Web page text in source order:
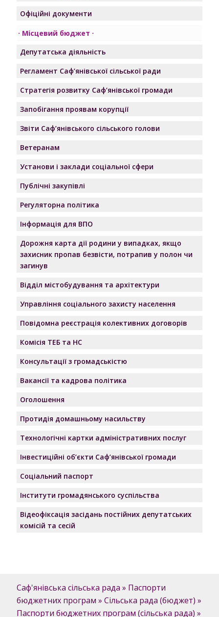
Офіційні документи
Місцевий бюджет
Депутатська діяльність
Регламент Саф’янівської сільської ради
Стратегія розвитку Саф’янівської громади
Запобігання проявам корупції
Звіти Саф’янівського сільського голови
Ветеранам
Установи і заклади соціальної сфери
Публічні закупівлі
Регуляторна політика
Інформація для ВПО
Дорожня карта дії родини у випадках, якщо
захисник пропав безвісти, потрапив у полон чи
загинув
Відділ містобудування та архітектури
Управління соціального захисту населення
Повідомна реєстрація колективних договорів
Комісія ТЕБ та НС
Консультації з громадськістю
Вакансії та кадрова політика
Оголошення
Протидія домашньому насильству
Технологічні картки адміністративних послуг
Інвестиційні об’єкти Саф’янівської громади
Соціальний паспорт
Інститути громадянського суспільства
Відеофіксація засідань постійних депутатських
комісій та сесій
Саф'янівська сільська рада » Паспорти
бюджетних програм » Сільська рада (бюджет) »
Паспорти бюджетних програм (сільська рада) »